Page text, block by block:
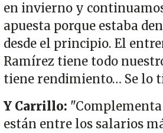
en invierno y
apuesta porque estaba
desde el principio. El
Ramírez tiene todo
tiene rendimiento… Se lo
Y Carrillo:
están entre los salarios